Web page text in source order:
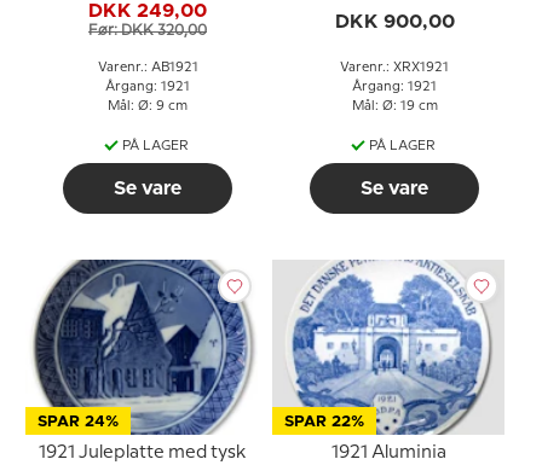
DKK 249,00
Før: DKK 320,00
Varenr.: AB1921
Årgang: 1921
Mål: Ø: 9 cm
PÅ LAGER
Se vare
DKK 900,00
Varenr.: XRX1921
Årgang: 1921
Mål: Ø: 19 cm
PÅ LAGER
Se vare
SPAR 24%
1921 Juleplatte med tysk
SPAR 22%
1921 Aluminia